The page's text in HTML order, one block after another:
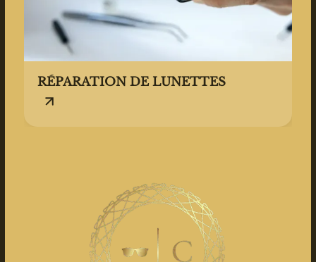
RÉPARATION DE LUNETTES